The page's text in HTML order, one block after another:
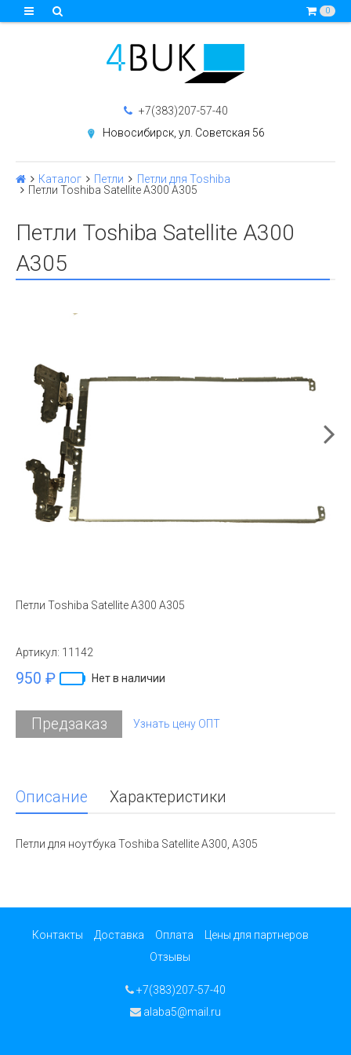
0
+7(383)207-57-40
Новосибирск, ул. Советская 56
Каталог Петли
Петли для Toshiba
Петли Toshiba Satellite A300 A305
Петли Toshiba Satellite A300
A305
Петли Toshiba Satellite A300 A305
Артикул: 11142
950 ₽ Нет в наличии
Предзаказ Узнать цену ОПТ
Описание Характеристики
Петли для ноутбука Toshiba Satellite A300, A305
Контакты Доставка Оплата
Цены для партнеров
Отзывы
+7(383)207-57-40
alaba5@mail.ru